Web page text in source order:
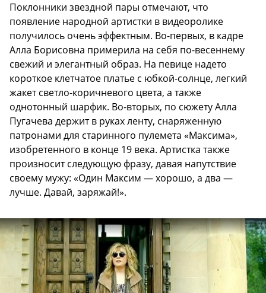
Поклонники звездной пары отмечают, что
появление народной артистки в видеоролике
получилось очень эффектным. Во-первых, в кадре
Алла Борисовна примерила на себя по-весеннему
свежий и элегантный образ. На певице надето
короткое клетчатое платье с юбкой-солнце, легкий
жакет светло-коричневого цвета, а также
однотонный шарфик. Во-вторых, по сюжету Алла
Пугачева держит в руках ленту, снаряженную
патронами для старинного пулемета «Максима»,
изобретенного в конце 19 века. Артистка также
произносит следующую фразу, давая напутствие
своему мужу: «Один Максим — хорошо, а два —
лучше. Давай, заряжай!».